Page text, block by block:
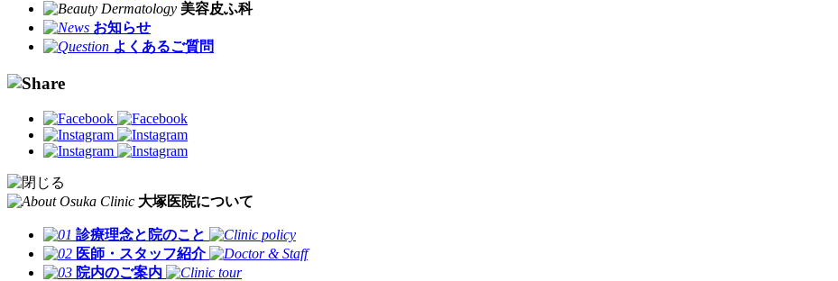
美容皮ふ科
お知らせ
よくあるご質問
大塚医院について
診療理念と院のこと
医師・スタッフ紹介
院内のご案内